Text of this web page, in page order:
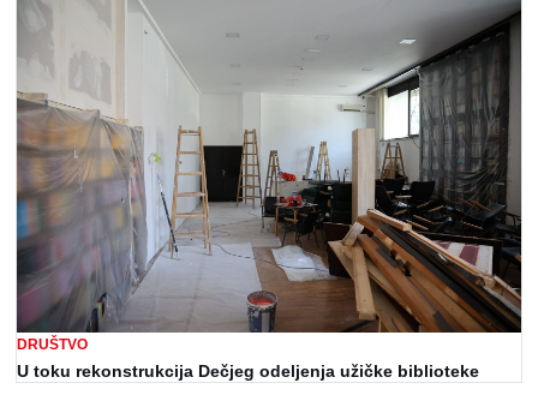
DRUŠTVO
U toku rekonstrukcija Dečjeg odeljenja užičke biblioteke